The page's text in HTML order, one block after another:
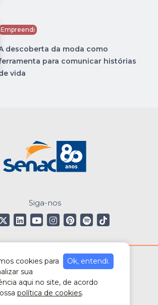
Empreendi
descoberta da moda como
para comunicar histórias
vida
Siga-nos
Política de Privacidade.Ok, entendi.
cookies para
sua
aqui no site, de acordo
política de cookies.